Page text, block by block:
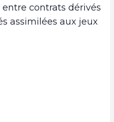
contrats dérivés
assimilées aux jeux